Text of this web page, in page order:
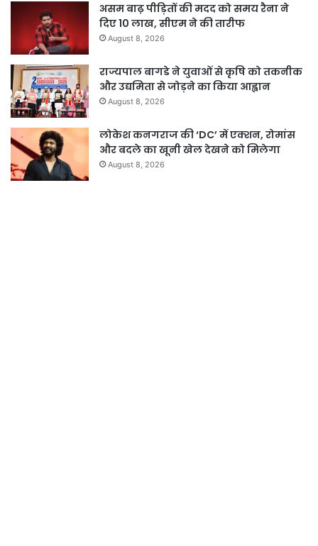
असम बाढ़ पीड़ितों की मदद को समय रैना ने
दिए 10 लाख, सीएम ने की तारीफ
August 8, 2026
राज्यपाल बागडे ने युवाओं से कृषि को तकनीक
और उद्यमिता से जोड़ने का किया आह्वान
August 8, 2026
लोकेश कनगराज की ‘DC’ में एक्शन, रोमांस
और बदले का खूनी खेल देखने को मिलेगा
August 8, 2026